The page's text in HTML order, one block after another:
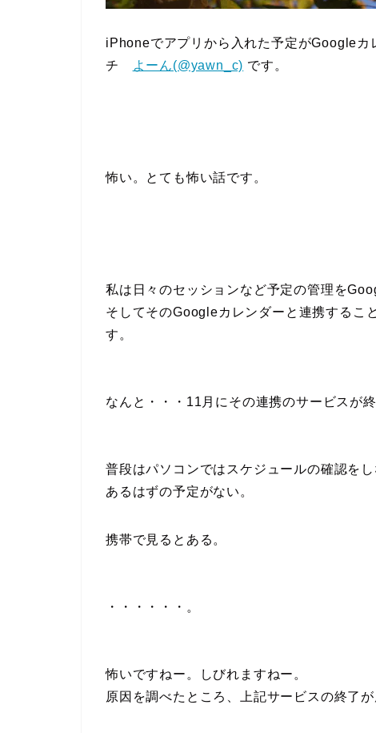
iPhoneでアプリから入れた予定がGoogle
チ
よーん(@yawn_c) です。
怖い。とても怖い話です。
私は日々のセッションなど予定の管理を
そしてそのGoogleカレンダーと連携するこ
す。
なんと・・・11月にその連携のサービスが
普段はパソコンではスケジュールの確認を
あるはずの予定がない。
携帯で見るとある。
・・・・・・。
怖いですねー。しびれますねー。
原因を調べたところ、上記サービスの終了が